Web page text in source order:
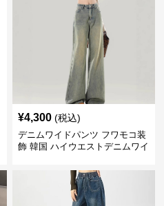
¥4,300 (税込)
デニムワイドパンツ フワモコ装
飾 韓国 ハイウエストデニムワイ